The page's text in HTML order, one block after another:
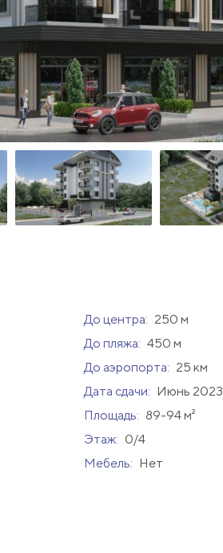
До центра: 250 м
До пляжа: 450 м
До аэропорта: 25 км
Дата сдачи: Июнь 2023
Площадь: 89-94 м²
Этаж: 0/4
Мебель: Нет